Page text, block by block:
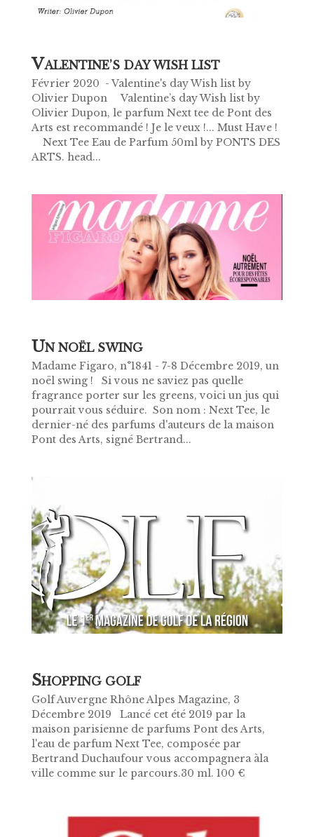
VALENTINE’S DAY WISH LIST
Février 2020 - Valentine's day Wish list by
Olivier Dupon Valentine’s day Wish list by
Olivier Dupon, le parfum Next tee de Pont des
Arts est recommandé ! Je le veux !... Must Have !
Next Tee Eau de Parfum 50ml by PONTS DES
ARTS. head...
UN NOËL SWING
Madame Figaro, n°1841 - 7-8 Décembre 2019, un
noël swing ! Si vous ne saviez pas quelle
fragrance porter sur les greens, voici un jus qui
pourrait vous séduire. Son nom : Next Tee, le
dernier-né des parfums d'auteurs de la maison
Pont des Arts, signé Bertrand...
SHOPPING GOLF
Golf Auvergne Rhône Alpes Magazine, 3
Décembre 2019 Lancé cet été 2019 par la
maison parisienne de parfums Pont des Arts,
l'eau de parfum Next Tee, composée par
Bertrand Duchaufour vous accompagnera àla
ville comme sur le parcours.30 ml. 100 €